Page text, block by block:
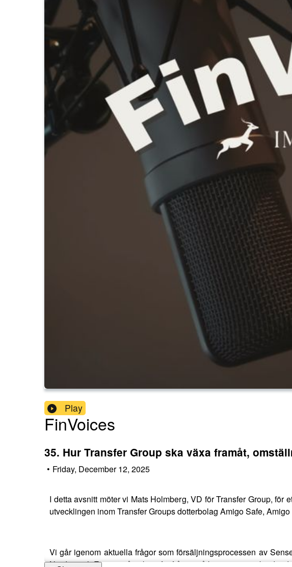
Play
FinVoices
35. Hur Transfer Group ska växa framåt,
• Friday, December 12, 2025
I detta avsnitt möter vi Mats Holmberg, VD för Transfer Group,
utvecklingen inom Transfer Groups dotterbolag Amigo Safe,
Vi går igenom aktuella frågor som försäljningsprocessen av
Norden och Europa påverkar efterfrågan på koncernens